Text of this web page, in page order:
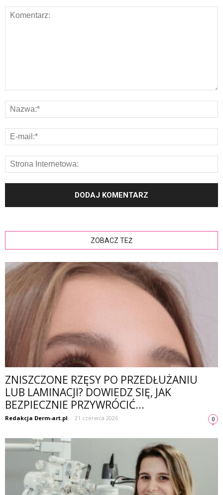
ZOBACZ TEŻ
ZNISZCZONE RZĘSY PO PRZEDŁUŻANIU
LUB LAMINACJI? DOWIEDZ SIĘ, JAK
BEZPIECZNIE PRZYWRÓCIĆ...
Redakcja Derm-art.pl - 21 czerwca 2026 0